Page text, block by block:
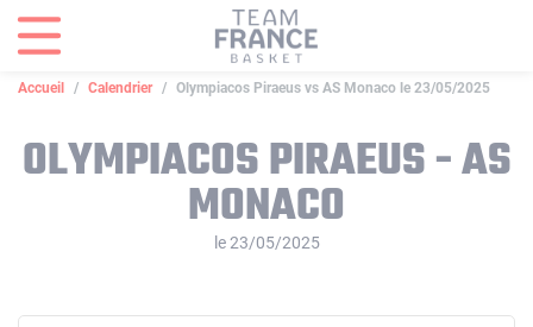
Accueil Calendrier Olympiacos Piraeus vs AS Monaco le 23/05/2025
OLYMPIACOS PIRAEUS - AS
MONACO
le 23/05/2025
Panneau de gestion des cookies